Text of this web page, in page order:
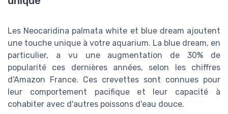
Les Neocaridina palmata white et blue dream ajoutent
une touche unique à votre aquarium. La blue dream, en
particulier, a vu une augmentation de 30% de
popularité ces dernières années, selon les chiffres
d'Amazon France. Ces crevettes sont connues pour
leur comportement pacifique et leur capacité à
cohabiter avec d'autres poissons d'eau douce.